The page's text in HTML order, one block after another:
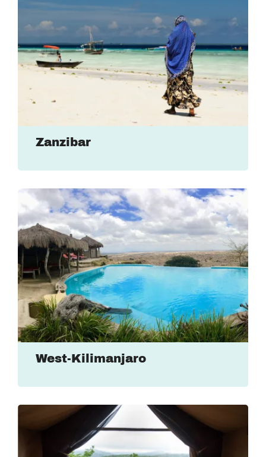
Zanzibar
West-Kilimanjaro